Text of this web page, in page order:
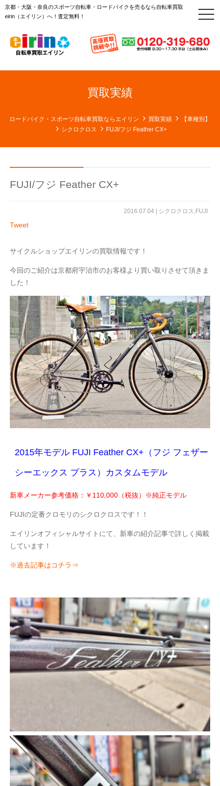
京都・大阪・奈良のスポーツ自転車・ロードバイクを売るなら自転車買取
eirin（エイリン）へ！査定無料！
t
o
l
e
v
o
n
買取実績
ロードバイク・スポーツ自転車買取ならエイリン 買取実績
【車種別】
シクロクロス
FUJI/フジ Feather CX+
FUJI/フジ Feather CX+
2016.07.04 | シクロクロス,FUJI
Tweet
サイクルショップエイリンの買取情報です！
今回のご紹介は京都府宇治市のお客様より買い取りさせて頂きま
した！
2015年モデル FUJI Feather CX+（フジ フェザー
シーエックス プラス）カスタムモデル
新車メーカー参考価格：￥110,000（税抜）※純正モデル
FUJIの定番クロモリのシクロクロスです！！
エイリンオフィシャルサイトにて、新車の紹介記事で詳しく掲載
しています！
※過去記事はコチラ⇒